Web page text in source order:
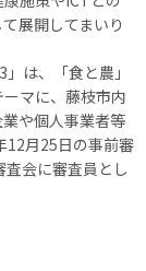
展開してまいり
は、「食と農」
マに、藤枝市内
や個人事業者等
12月25日の事前審
会に審査員とし